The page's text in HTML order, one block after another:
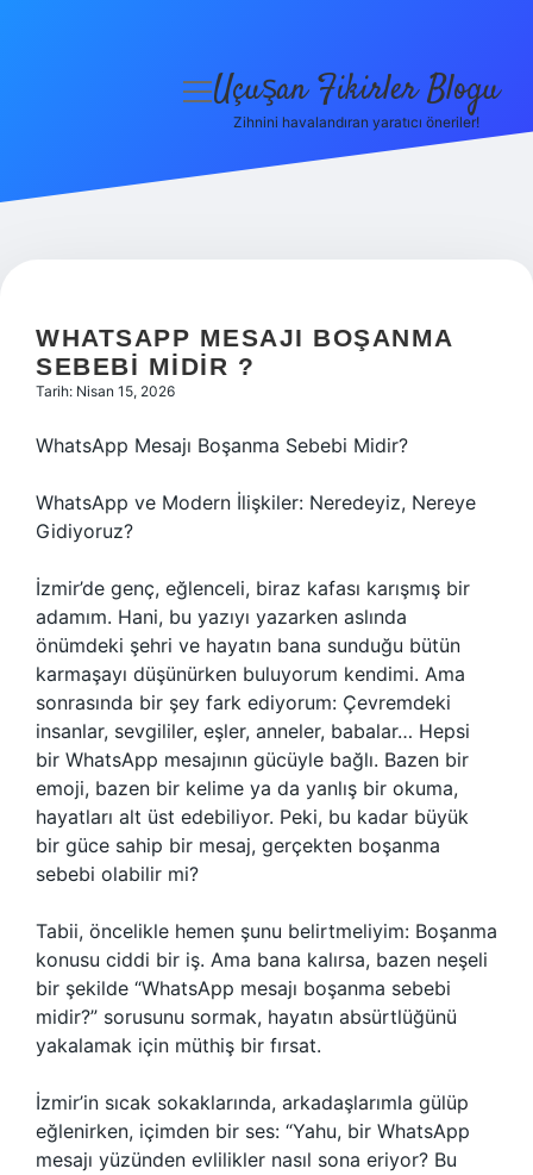
Hakkımızda
menüyü
Uçuşan Fikirler Blogu
Zihnini havalandıran yaratıcı öneriler!
WHATSAPP MESAJI BOŞANMA
SEBEBI MIDIR ?
Tarih: Nisan 15, 2026
WhatsApp Mesajı Boşanma Sebebi Midir?
WhatsApp ve Modern İlişkiler: Neredeyiz, Nereye
Gidiyoruz?
İzmir’de genç, eğlenceli, biraz kafası karışmış bir
adamım. Hani, bu yazıyı yazarken aslında
önümdeki şehri ve hayatın bana sunduğu bütün
karmaşayı düşünürken buluyorum kendimi. Ama
sonrasında bir şey fark ediyorum: Çevremdeki
insanlar, sevgililer, eşler, anneler, babalar… Hepsi
bir WhatsApp mesajının gücüyle bağlı. Bazen bir
emoji, bazen bir kelime ya da yanlış bir okuma,
hayatları alt üst edebiliyor. Peki, bu kadar büyük
bir güce sahip bir mesaj, gerçekten boşanma
sebebi olabilir mi?
Tabii, öncelikle hemen şunu belirtmeliyim: Boşanma
konusu ciddi bir iş. Ama bana kalırsa, bazen neşeli
bir şekilde “WhatsApp mesajı boşanma sebebi
midir?” sorusunu sormak, hayatın absürtlüğünü
yakalamak için müthiş bir fırsat.
İzmir’in sıcak sokaklarında, arkadaşlarımla gülüp
eğlenirken, içimden bir ses: “Yahu, bir WhatsApp
mesajı yüzünden evlilikler nasıl sona eriyor? Bu